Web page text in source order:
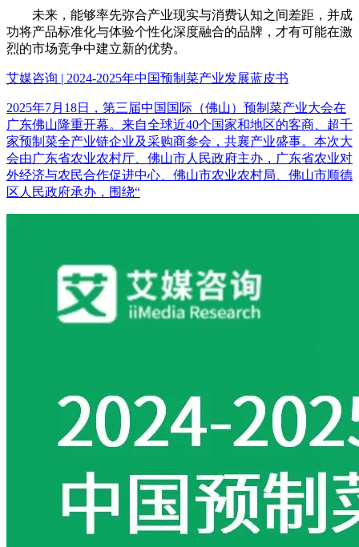
未来，能够率先弥合产业现实与消费认知之间差距，并成
功将产品标准化与体验个性化深度融合的品牌，才有可能在激
烈的市场竞争中建立新的优势。
艾媒咨询 | 2024-2025年中国预制菜产业发展蓝皮书
2025年7月18日，第三届中国国际（佛山）预制菜产业大会在
广东佛山隆重开幕。来自全球近40个国家和地区的客商、超千
家预制菜全产业链企业及采购商参会，共襄产业盛事。本次大
会由广东省农业农村厅、佛山市人民政府主办，广东省农业对
外经济与农民合作促进中心、佛山市农业农村局、佛山市顺德
区人民政府承办，围绕“